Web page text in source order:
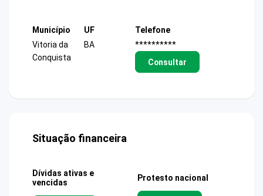
Município
Vitoria da
Conquista
UF
BA
Telefone
**********
Consultar
Situação financeira
Dívidas ativas e
vencidas
Protesto nacional